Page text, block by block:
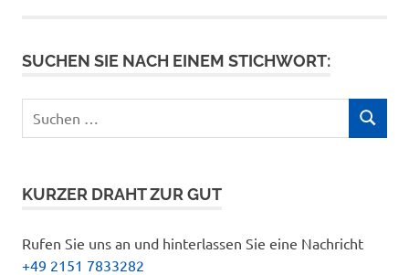
SUCHEN SIE NACH EINEM STICHWORT:
Suchen
SUCHEN
KURZER DRAHT ZUR GUT
Rufen Sie uns an und hinterlassen Sie eine Nachricht
+49 2151 7833282